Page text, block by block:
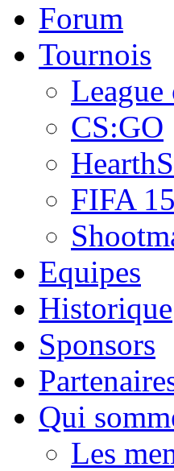
Forum
Tournois
CS:GO
FIFA 15
Equipes
Historique
Sponsors
Qui
Les